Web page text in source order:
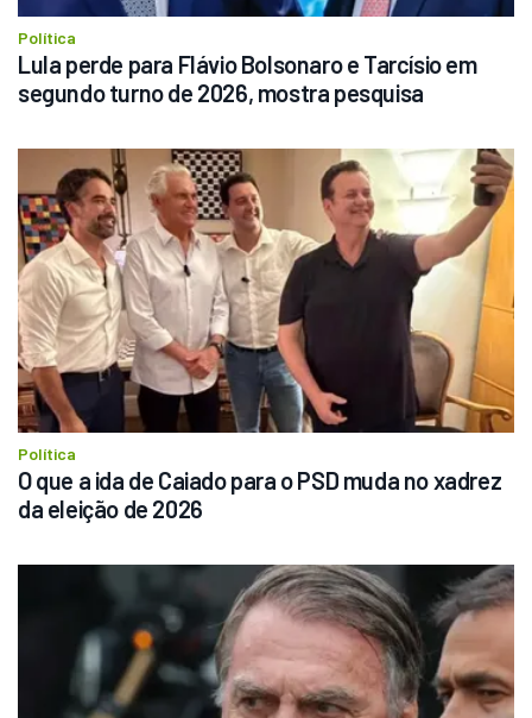
Política
Lula perde para Flávio Bolsonaro e Tarcísio em
segundo turno de 2026, mostra pesquisa
Política
O que a ida de Caiado para o PSD muda no xadrez
da eleição de 2026